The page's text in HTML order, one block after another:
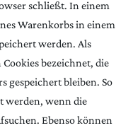
schließt. In einem
Warenkorbs in einem
werden. Als
bezeichnet, die
gespeichert bleiben. So
werden, wenn die
Ebenso können